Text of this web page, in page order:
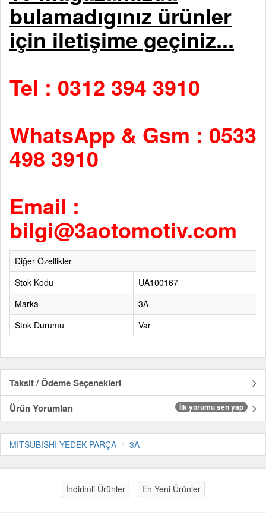
bulamadıgınız ürünler
için iletişime geçiniz...
Tel : 0312 394 3910
WhatsApp & Gsm : 0533
498 3910
Email :
bilgi@3aotomotiv.com
Diğer Özellikler
Stok Kodu
UA100167
Marka
3A
Stok Durumu
Var
Taksit / Ödeme Seçenekleri
Ürün Yorumları
İlk yorumu sen yap
MITSUBISHI YEDEK PARÇA 3A
İndirimli Ürünler En Yeni Ürünler